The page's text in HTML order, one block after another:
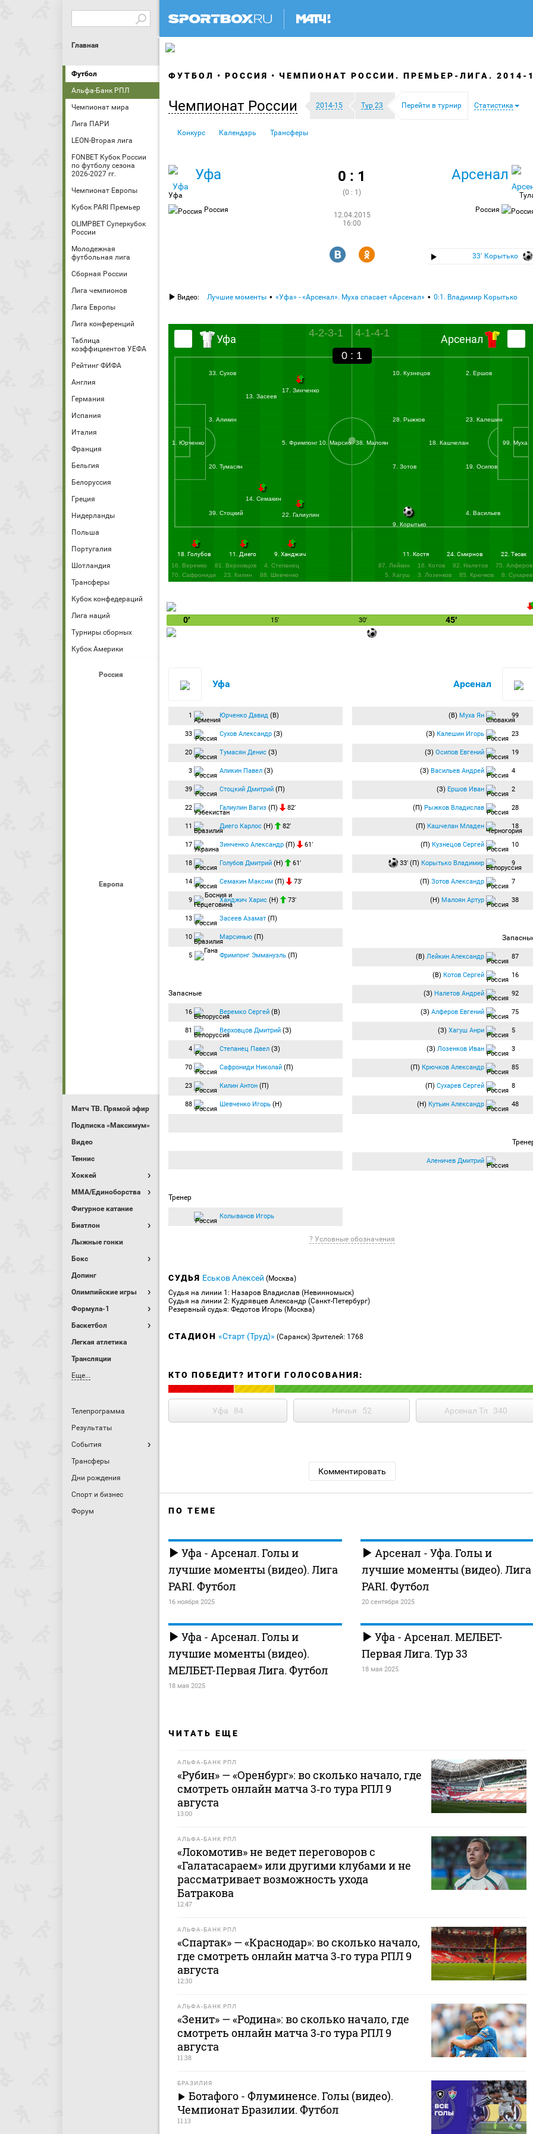
Главная
Футбол
Альфа-Банк РПЛ
Чемпионат мира
Лига ПАРИ
LEON-Вторая лига
FONBET Кубок России
по футболу сезона
2026-2027 гг.
Чемпионат Европы
Кубок PARI Премьер
OLIMPBET Суперкубок
России
Молодежная
футбольная лига
Сборная России
Лига чемпионов
Лига Европы
Лига конференций
Таблица
коэффициентов УЕФА
Рейтинг ФИФА
Англия
Германия
Испания
Италия
Франция
Бельгия
Белоруссия
Греция
Нидерланды
Польша
Португалия
Шотландия
Трансферы
Кубок конфедераций
Лига наций
Турниры сборных
Кубок Америки
Россия
Европа
Матч ТВ. Прямой эфир
Подписка «Максимум»
Видео
Теннис
Хоккей
MMA/Единоборства
Фигурное катание
Биатлон
Лыжные гонки
Бокс
Допинг
Олимпийские игры
Формула-1
Баскетбол
Легкая атлетика
Трансляции
Еще...
Телепрограмма
Результаты
События
Трансферы
Дни рождения
Спорт и бизнес
Форум
ФУТБОЛ РОССИЯ ЧЕМПИОНАТ РОССИИ. ПРЕМЬЕР-ЛИГА. 2014-
Чемпионат России 2014-15 Тур 23 Перейти в турнир Статистика
Конкурс Календарь Трансферы
Уфа
Уфа
Россия
0 : 1
(0 : 1)
12.04.2015
16:00
Арсенал
Россия
R Y 33′ Корытько
Видео: Лучшие моменты «Уфа» - «Арсенал». Муха спасает «Арсенал» 0:1. Владимир Корытько
0 : 1
Уфа 4-2-3-1
1. Юрченко
33. Сухов
20. Тумасян
3. Аликин
39. Стоцкий 22. Галиулин
17. Зинченко
14. Семакин
13. Засеев
10. Марсио
5. Фримпонг
18. Голубов 11. Диего
9. Ханджич
16. Веремко
81. Верховцов
4. Степанец
70. Сафрониди
23. Килин 88. Шевченко
4-1-4-1 Арсенал
99. Муха
23. Калешин
19. Осипов
4. Васильев
2. Ершов
28. Рыжков
18. Кашчелан
10. Кузнецов
9. Корытько
7. Зотов
38. Малоян
22. Тесак
24. Смирнов
11. Костя
87. Лейкин
16. Котов 92. Налетов
75. Алферов
5. Хагуш
3. Лозенков 85. Крючков
8. Сухарев
0′ 15′ 30′ 45′
Уфа
1 Юрченко Давид (В)
33 Сухов Александр (З)
20 Тумасян Денис (З)
3 Аликин Павел (З)
39 Стоцкий Дмитрий (П)
22 Галиулин Вагиз (П) 82′
11 Диего Карлос (Н) 82′
17 Зинченко Александр (П) 61′
18 Голубов Дмитрий (Н) 61′
14 Семакин Максим (П) 73′
9 Ханджич Харис (Н) 73′
13 Засеев Азамат (П)
10 Марсинью (П)
5 Фримпонг Эммануэль (П)
Запасные
16 Веремко Сергей (В)
81 Верховцов Дмитрий (З)
4 Степанец Павел (З)
70 Сафрониди Николай (П)
23 Килин Антон (П)
88 Шевченко Игорь (Н)
Тренер
Колыванов Игорь
Арсенал
(В) Муха Ян 99
(З) Калешин Игорь 23
(З) Осипов Евгений 19
(З) Васильев Андрей 4
(З) Ершов Иван 2
(П) Рыжков Владислав 28
(П) Кашчелан Младен 18
(П) Кузнецов Сергей 10
33′ (П) Корытько Владимир 9
(П) Зотов Александр 7
(Н) Малоян Артур 38
(В) Лейкин Александр 87
(В) Котов Сергей 16
(З) Налетов Андрей 92
(З) Алферов Евгений 75
(З) Хагуш Анри 5
(З) Лозенков Иван 3
(П) Крючков Александр 85
(П) Сухарев Сергей 8
(Н) Кутьин Александр 48
Аленичев Дмитрий
? Условные обозначения
СУДЬЯ Еськов Алексей (Москва)
Судья на линии 1: Назаров Владислав (Невинномыск)
Судья на линии 2: Кудрявцев Александр (Санкт-Петербург)
Резервный судья: Федотов Игорь (Москва)
СТАДИОН «Старт (Труд)» (Саранск) Зрителей: 1768
КТО ПОБЕДИТ? ИТОГИ ГОЛОСОВАНИЯ:
Уфа 84 Ничья 52 Арсенал Тл 340
Комментировать
ПО ТЕМЕ
Уфа - Арсенал. Голы и
лучшие моменты (видео). Лига
PARI. Футбол
16 ноября 2025
Арсенал - Уфа. Голы и
лучшие моменты (видео). Лига
PARI. Футбол
20 сентября 2025
Уфа - Арсенал. Голы и
лучшие моменты (видео).
МЕЛБЕТ-Первая Лига. Футбол
18 мая 2025
Уфа - Арсенал. МЕЛБЕТ-
Первая Лига. Тур 33
18 мая 2025
ЧИТАТЬ ЕЩЕ
АЛЬФА-БАНК РПЛ
«Рубин» — «Оренбург»: во сколько начало, где
смотреть онлайн матча 3‑го тура РПЛ 9
августа
13:00
АЛЬФА-БАНК РПЛ
«Локомотив» не ведет переговоров с
«Галатасараем» или другими клубами и не
рассматривает возможность ухода
Батракова
12:47
АЛЬФА-БАНК РПЛ
«Спартак» — «Краснодар»: во сколько начало,
где смотреть онлайн матча 3‑го тура РПЛ 9
августа
12:30
АЛЬФА-БАНК РПЛ
«Зенит» — «Родина»: во сколько начало, где
смотреть онлайн матча 3‑го тура РПЛ 9
августа
11:38
БРАЗИЛИЯ
Ботафого - Флуминенсе. Голы (видео).
Чемпионат Бразилии. Футбол
11:13